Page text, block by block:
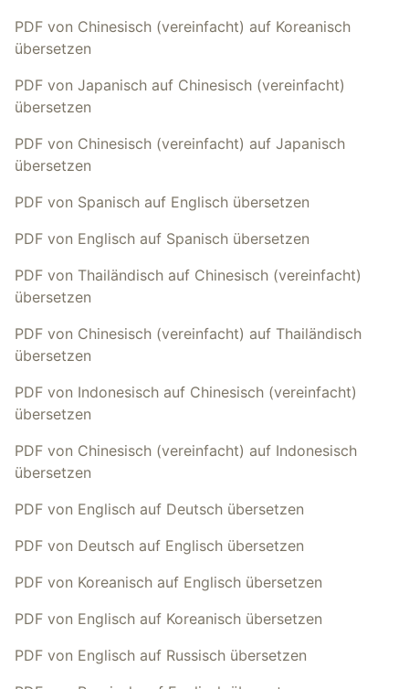
PDF von Chinesisch (vereinfacht) auf Koreanisch
übersetzen
PDF von Japanisch auf Chinesisch (vereinfacht)
übersetzen
PDF von Chinesisch (vereinfacht) auf Japanisch
übersetzen
PDF von Spanisch auf Englisch übersetzen
PDF von Englisch auf Spanisch übersetzen
PDF von Thailändisch auf Chinesisch (vereinfacht)
übersetzen
PDF von Chinesisch (vereinfacht) auf Thailändisch
übersetzen
PDF von Indonesisch auf Chinesisch (vereinfacht)
übersetzen
PDF von Chinesisch (vereinfacht) auf Indonesisch
übersetzen
PDF von Englisch auf Deutsch übersetzen
PDF von Deutsch auf Englisch übersetzen
PDF von Koreanisch auf Englisch übersetzen
PDF von Englisch auf Koreanisch übersetzen
PDF von Englisch auf Russisch übersetzen